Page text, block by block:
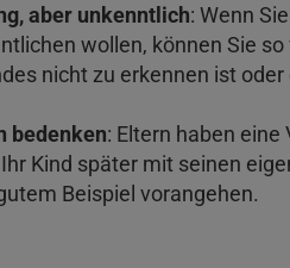
aber unkenntlich: Wenn
wollen, können Sie
nicht zu erkennen ist
bedenken: Eltern haben
Kind später mit seinen
Beispiel vorangehen.